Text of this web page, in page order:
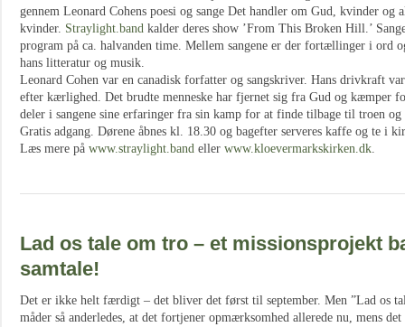
gennem Leonard Cohens poesi og sange Det handler om Gud, kvinder og
kvinder. Straylight.band kalder deres show ’From This Broken Hill.’
program på ca. halvanden time. Mellem sangene er der fortællinger i ord
hans litteratur og musik.
Leonard Cohen var en canadisk forfatter og sangskriver. Hans drivkraft
efter kærlighed. Det brudte menneske har fjernet sig fra Gud og kæmper
deler i sangene sine erfaringer fra sin kamp for at finde tilbage til troen
Gratis adgang. Dørene åbnes kl. 18.30 og bagefter serveres kaffe og te i
Læs mere på www.straylight.band eller www.kloevermarkskirken.dk.
Lad os tale om tro – et missionsprojekt
samtale!
Det er ikke helt færdigt – det bliver det først til september. Men ”Lad os
måder så anderledes, at det fortjener opmærksomhed allerede nu, mens